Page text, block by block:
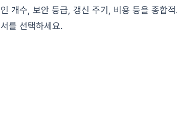
인 개수, 보안 등급, 갱신 주기, 비용 등을 종합
서를 선택하세요.